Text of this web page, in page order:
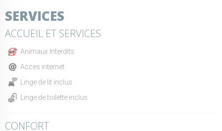
SERVICES
ACCUEIL ET SERVICES
Animaux Interdits
Acces internet
Linge de lit inclus
Linge de toilette inclus
CONFORT